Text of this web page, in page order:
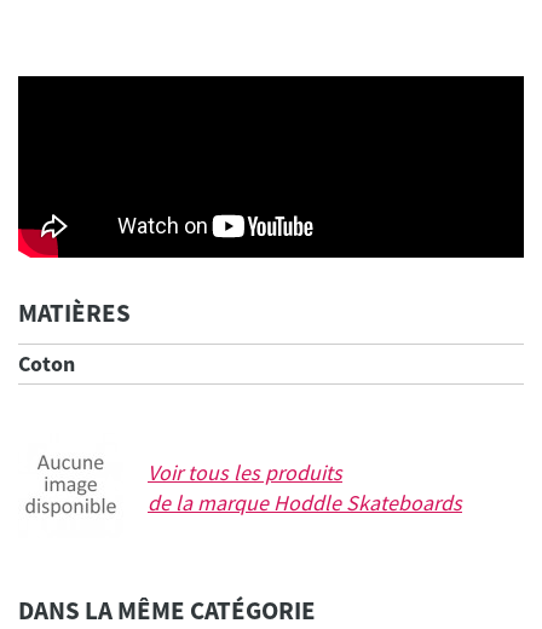
MATIÈRES
Coton
Voir tous les produits
de la marqueHoddle Skateboards
DANS LA MÊME CATÉGORIE